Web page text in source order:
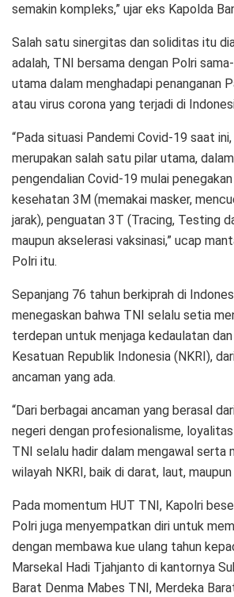
semakin kompleks,” ujar eks Kapolda
Salah satu sinergitas dan soliditas itu
adalah, TNI bersama dengan Polri
utama dalam menghadapi penanganan
atau virus corona yang terjadi di
“Pada situasi Pandemi Covid-19 saat
merupakan salah satu pilar utama,
pengendalian Covid-19 mulai
kesehatan 3M (memakai masker,
jarak), penguatan 3T (Tracing, Testing
maupun akselerasi vaksinasi,” ucap
Polri itu.
Sepanjang 76 tahun berkiprah di
menegaskan bahwa TNI selalu setia
terdepan untuk menjaga kedaulatan
Kesatuan Republik Indonesia (NKRI),
ancaman yang ada.
“Dari berbagai ancaman yang berasal
negeri dengan profesionalisme,
TNI selalu hadir dalam mengawal serta
wilayah NKRI, baik di darat, laut,
Pada momentum HUT TNI, Kapolri
Polri juga menyempatkan diri untuk
dengan membawa kue ulang tahun
Marsekal Hadi Tjahjanto di kantornya
Barat Denma Mabes TNI, Merdeka